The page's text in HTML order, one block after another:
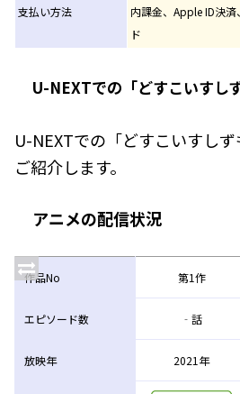
支払い方法
内課金、Apple ID決済
ド
U-NEXTでの「どすこいすし
U-NEXTでの「どすこいすし
ご紹介します。
アニメの配信状況
作品No 第1作
エピソード数 ‐話
放映年 2021年